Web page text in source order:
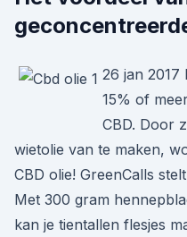
26 jan 2017
15% of
CBD. Door
wietolie van te maken,
CBD olie! GreenCalls
Met 300 gram
kan je tientallen flesjes